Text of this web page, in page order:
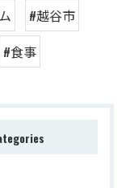
#越谷市
#食事